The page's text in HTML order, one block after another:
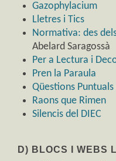
Gazophylacium
Lletres i Tics
Normativa: des
Abelard Saragossà
Per a Lectura i
Pren la Paraula
Qüestions Puntuals
Raons que Rimen
Silencis del DIEC
D) BLOCS I WEBS